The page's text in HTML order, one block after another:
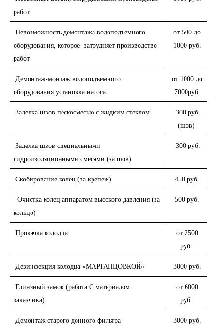
работ
Невозможность демонтажа водоподъемного
оборудования, которое затрудняет производство
работ
от 500 до
1000 руб.
Демонтаж-монтаж водоподъемного
оборудования установка насоса
от 1000 до
7000руб.
Заделка швов пескосмесью с жидким стеклом
300 руб.
(шов)
Заделка швов специальными
гидроизоляционными смесями (за шов)
300 руб.
Скобирование колец (за крепеж) 450 руб.
Очистка колец аппаратом высокого давления (за
кольцо)
500 руб.
Прокачка колодца
от 2500
руб.
Дезинфекция колодца «МАРГАНЦОВКОЙ» 3000 руб.
Глиняный замок (работа С материалом
заказчика)
от 6000
руб.
Демонтаж старого донного фильтра 3000 руб.